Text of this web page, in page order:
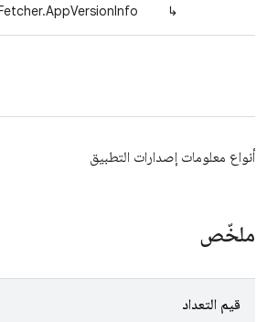
↳
أنواع معلومات إصدارات التطبيق
ملخّص
قيم التعداد